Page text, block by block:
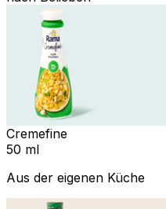
Cremefine
50 ml
Aus der eigenen Küche